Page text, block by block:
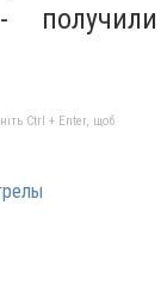
получили
Ctrl + Enter, щоб